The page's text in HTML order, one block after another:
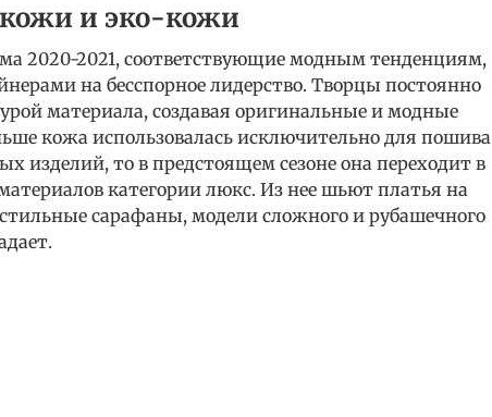
и эко-кожи
2020-2021, соответствующие модным тенденциям,
на бесспорное лидерство. Творцы постоянно
материала, создавая оригинальные и модные
кожа использовалась исключительно для пошива
изделий, то в предстоящем сезоне она переходит в
категории люкс. Из нее шьют платья на
сарафаны, модели сложного и рубашечного